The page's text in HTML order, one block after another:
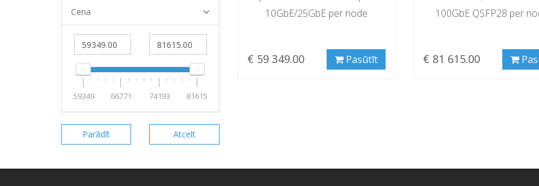
Cena
59349 66771 74193 81615
10GbE/25GbE per node
€ 59 349.00 Pasūtīt
100GbE QSFP28 per
€ 81 615.00